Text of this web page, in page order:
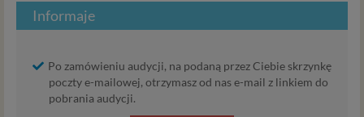
Informaje
Po zamówieniu audycji, na podaną przez Ciebie skrzynkę
poczty e-mailowej, otrzymasz od nas e-mail z linkiem do
pobrania audycji.